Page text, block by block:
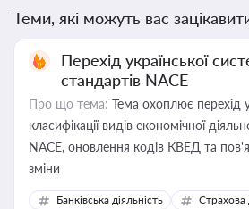
Теми, які можуть вас
Перехід української
стандартів NACE
Про що тема: Тема охоплює перехід
класифікації видів економічної
NACE, оновлення кодів КВЕД та
зміни
Банківська діяльність
Страхова